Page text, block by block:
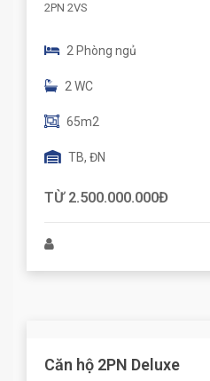
2PN 2VS
2 Phòng ngủ
2 WC
65m2
TB, ĐN
TỪ 2.500.000.000Đ
Căn hộ 2PN Deluxe